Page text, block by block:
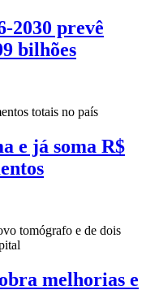
2030 prevê
bilhões
totais no país
e já soma R$
tomógrafo e de dois
melhorias e